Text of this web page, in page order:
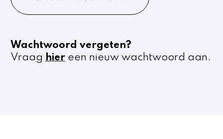
Wachtwoord vergeten?
Vraag hiereen nieuw wachtwoord aan.